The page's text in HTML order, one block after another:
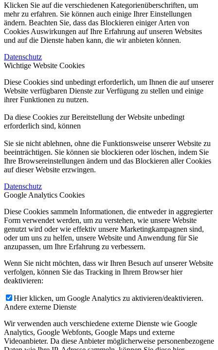
Klicken Sie auf die verschiedenen Kategorienüberschriften, um
mehr zu erfahren. Sie können auch einige Ihrer Einstellungen
ändern. Beachten Sie, dass das Blockieren einiger Arten von
Cookies Auswirkungen auf Ihre Erfahrung auf unseren Websites
und auf die Dienste haben kann, die wir anbieten können.
Datenschutz
Wichtige Website Cookies
Diese Cookies sind unbedingt erforderlich, um Ihnen die auf unserer
Website verfügbaren Dienste zur Verfügung zu stellen und einige
ihrer Funktionen zu nutzen.
Da diese Cookies zur Bereitstellung der Website unbedingt
erforderlich sind, können
Sie sie nicht ablehnen, ohne die Funktionsweise unserer Website zu
beeinträchtigen. Sie können sie blockieren oder löschen, indem Sie
Ihre Browsereinstellungen ändern und das Blockieren aller Cookies
auf dieser Website erzwingen.
Datenschutz
Google Analytics Cookies
Diese Cookies sammeln Informationen, die entweder in aggregierter
Form verwendet werden, um zu verstehen, wie unsere Website
genutzt wird oder wie effektiv unsere Marketingkampagnen sind,
oder um uns zu helfen, unsere Website und Anwendung für Sie
anzupassen, um Ihre Erfahrung zu verbessern.
Wenn Sie nicht möchten, dass wir Ihren Besuch auf unserer Website
verfolgen, können Sie das Tracking in Ihrem Browser hier
deaktivieren:
Hier klicken, um Google Analytics zu aktivieren/deaktivieren.
Andere externe Dienste
Wir verwenden auch verschiedene externe Dienste wie Google
Analytics, Google Webfonts, Google Maps und externe
Videoanbieter. Da diese Anbieter möglicherweise personenbezogene